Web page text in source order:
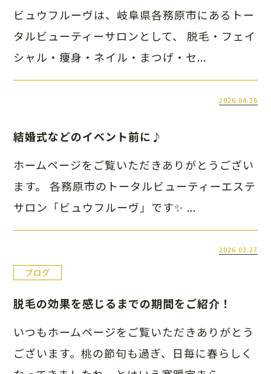
ビュウフルーヴは、岐阜県各務原市にあるトー
タルビューティーサロンとして、 脱毛・フェイ
シャル・痩身・ネイル・まつげ・セ...
2026.04.16
結婚式などのイベント前に♪
ホームページをご覧いただきありがとうござい
ます。 各務原市のトータルビューティーエステ
サロン「ビュウフルーヴ」です✨ ...
2026.03.27
ブログ
脱毛の効果を感じるまでの期間をご紹介！
いつもホームページをご覧いただきありがとう
ございます。桃の節句も過ぎ、日毎に春らしく